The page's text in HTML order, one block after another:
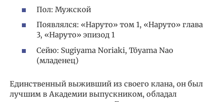
Пол: Мужской
Появлялся: «Наруто» том 1, «Наруто» глава
3, «Наруто» эпизод 1
Сейю: Sugiyama Noriaki, Tōyama Nao
(младенец)
Единственный выживший из своего клана, он был
лучшим в Академии выпускником, обладал